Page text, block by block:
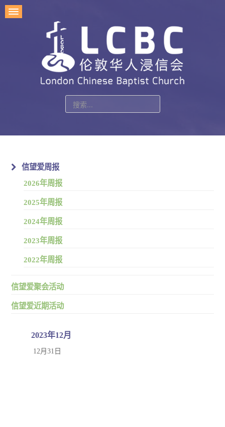
内
信望爱周报
2026年周报
2025年周报
2024年周报
2023年周报
2022年周报
信望爱聚会活动
信望爱近期活动
2023年12月
12月31日